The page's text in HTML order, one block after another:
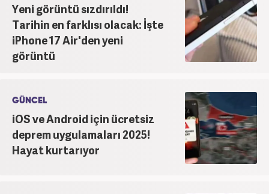
Yeni görüntü sızdırıldı!
Tarihin en farklısı olacak: İşte
iPhone 17 Air'den yeni
görüntü
GÜNCEL
iOS ve Android için ücretsiz
deprem uygulamaları 2025!
Hayat kurtarıyor